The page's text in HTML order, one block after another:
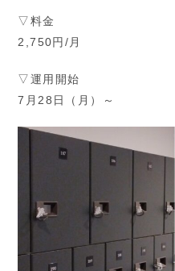
▽料金
2,750円/月
▽運用開始
7月28日（月）～